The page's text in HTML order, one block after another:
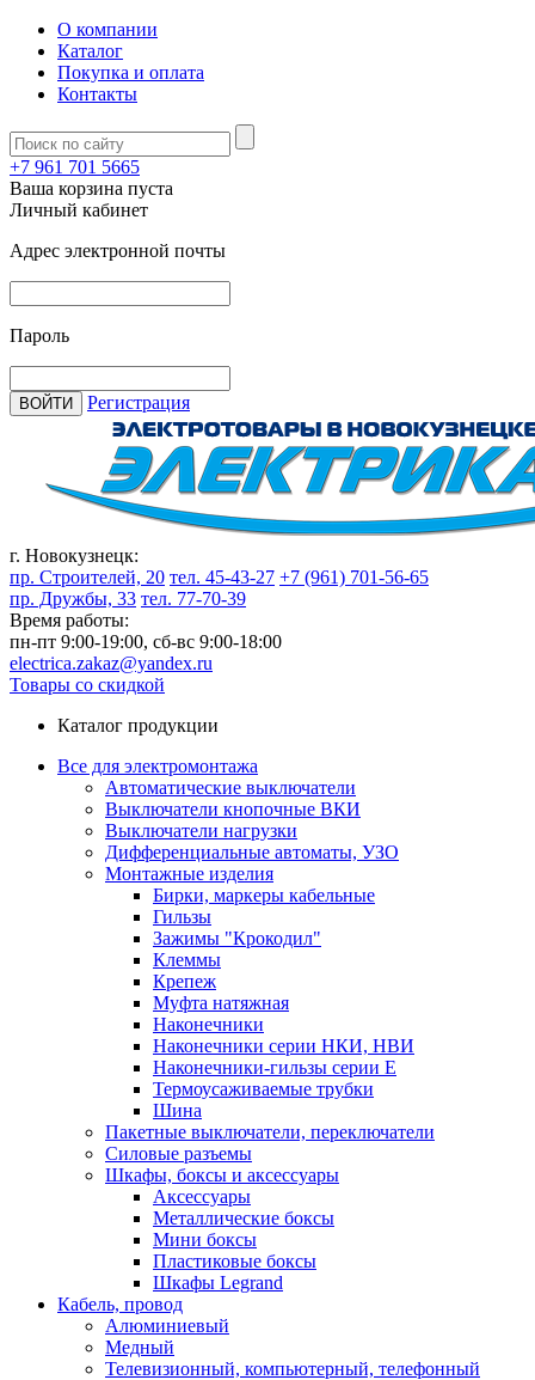
О компании
Каталог
Покупка и оплата
Контакты
+7 961 701 5665
Ваша корзина пуста
Личный кабинет
Адрес электронной почты
Пароль
ВОЙТИ Регистрация
г. Новокузнецк:
пр. Строителей, 20 тел. 45-43-27 +7 (961) 701-56-65
пр. Дружбы, 33 тел. 77-70-39
Время работы:
пн-пт 9:00-19:00, сб-вс 9:00-18:00
electrica.zakaz@yandex.ru
Товары со скидкой
Каталог продукции
Все для электромонтажа
Автоматические выключатели
Выключатели кнопочные ВКИ
Выключатели нагрузки
Дифференциальные автоматы, УЗО
Монтажные изделия
Бирки, маркеры кабельные
Гильзы
Зажимы "Крокодил"
Клеммы
Крепеж
Муфта натяжная
Наконечники
Наконечники серии НКИ, НВИ
Наконечники-гильзы серии Е
Термоусаживаемые трубки
Шина
Пакетные выключатели, переключатели
Силовые разъемы
Шкафы, боксы и аксессуары
Аксессуары
Металлические боксы
Мини боксы
Пластиковые боксы
Шкафы Legrand
Кабель, провод
Алюминиевый
Медный
Телевизионный, компьютерный, телефонный